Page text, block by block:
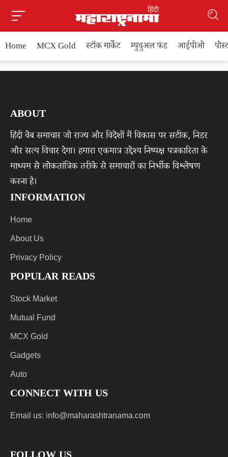
Home MCX Gold स्टॉक मार्केट म्युचुअल फंड आईपीओ
ABOUT
हिंदी वेब समाचार जो राज्य और विदेशों में विकास पर सटीक, निडर
और सत्य विचार देगा। हमारा एकमात्र उद्देश्य निष्पक्ष पत्रकारिता के
माध्यम से लोकतांत्रिक तरीके से समाचारों का निर्भीक विश्लेषण
करना है।
INFORMATION
Home
About Us
Privacy Policy
POPULAR READS
Stock Market
Mutual Fund
MCX Gold
Gadgets
Auto
CONNECT WITH US
Email us: info@maharashtranama.com